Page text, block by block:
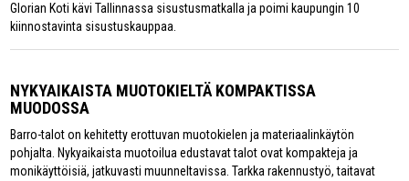
Glorian Koti kävi Tallinnassa sisustusmatkalla ja poimi kaupungin 10
kiinnostavinta sisustuskauppaa.
NYKYAIKAISTA MUOTOKIELTÄ KOMPAKTISSA
MUODOSSA
Barro-talot on kehitetty erottuvan muotokielen ja materiaalinkäytön
pohjalta. Nykyaikaista muotoilua edustavat talot ovat kompakteja ja
monikäyttöisiä, jatkuvasti muunneltavissa. Tarkka rakennustyö, taitavat